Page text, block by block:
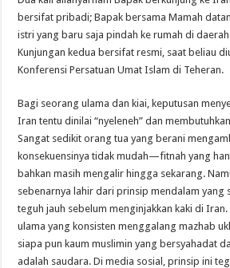
bersifat pribadi; Bapak bersama Mamah
istri yang baru saja pindah ke rumah di
Kunjungan kedua bersifat resmi, saat beliau
Konferensi Persatuan Umat Islam di Teheran.
Bagi seorang ulama dan kiai, keputusan
Iran tentu dinilai “nyeleneh” dan
Sangat sedikit orang tua yang berani
konsekuensinya tidak mudah—fitnah yang
bahkan masih mengalir hingga sekarang.
sebenarnya lahir dari prinsip mendalam yang
teguh jauh sebelum menginjakkan kaki di
ulama yang konsisten menggalang mazhab
siapa pun kaum muslimin yang bersyahadat
adalah saudara. Di media sosial, prinsip ini